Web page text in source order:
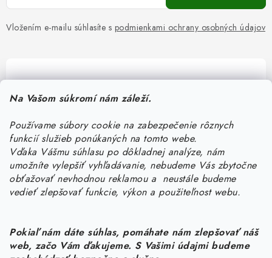
Na Vašom súkromí nám záleží.
Používame súbory cookie na zabezpečenie rôznych
funkcií služieb ponúkaných na tomto webe.
Vďaka Vášmu súhlasu po dôkladnej analýze, nám
umožníte vylepšiť vyhľadávanie, nebudeme Vás zbytočne
obťažovať nevhodnou reklamou a neustále budeme
vedieť zlepšovať funkcie, výkon a použiteľnost webu.
Pokiaľ nám dáte súhlas, pomáhate nám zlepšovať náš
web, začo Vám ďakujeme. S Vašimi údajmi budeme
Vložením e-mailu súhlasíte s podmienkami ochrany osobných údajov
Pomôžeme vám s výberom
Potrebujete s niečím poradiť? Sme tu pre vás!
objednavky@kurin.sk
0950456469